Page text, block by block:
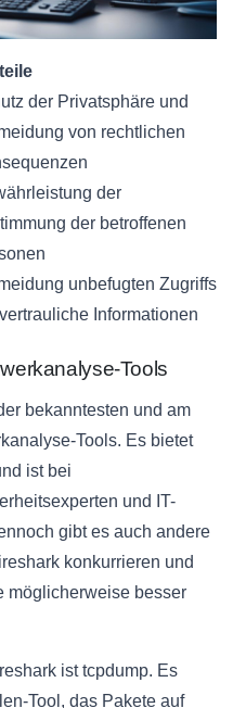
der Privatsphäre und
von rechtlichen
der
der betroffenen
unbefugten Zugriffs
Informationen
Tools
bekanntesten und am
Tools. Es bietet
ist bei
und IT-
gibt es auch andere
konkurrieren und
möglicherweise besser
ist tcpdump. Es
Tool, das Pakete auf